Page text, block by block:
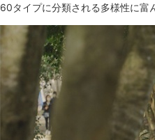
60タイプに分類される多様性に富